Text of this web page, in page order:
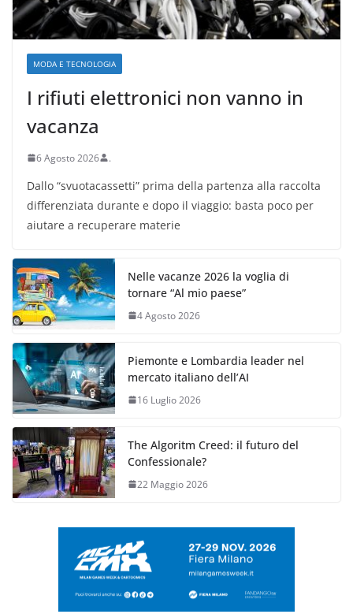
MODA E TECNOLOGIA
I rifiuti elettronici non vanno in
vacanza
6 Agosto 2026 .
Dallo “svuotacassetti” prima della partenza alla raccolta
differenziata durante e dopo il viaggio: basta poco per
aiutare a recuperare materie
Nelle vacanze 2026 la voglia di
tornare “Al mio paese”
4 Agosto 2026
Piemonte e Lombardia leader nel
mercato italiano dell’AI
16 Luglio 2026
The Algoritm Creed: il futuro del
Confessionale?
22 Maggio 2026